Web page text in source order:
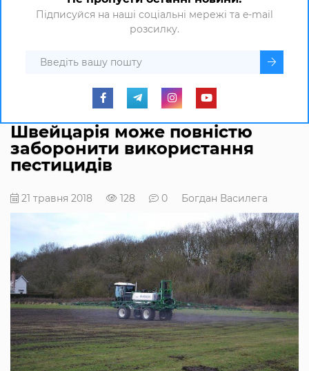
Підписуйся на наші соціальні мережі та e-mail
розсилку.
Швейцарія може повністю
заборонити використання
пестицидів
21 травня 2018 128 0 Богдан Василега